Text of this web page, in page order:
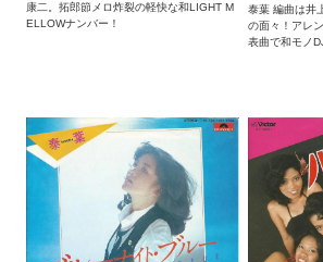
康二。拓郎節メロ炸裂の軽快な和LIGHT M
ELLOWナンバー！
泰葉 編曲は井
の面々！アレ
表曲で和モノ